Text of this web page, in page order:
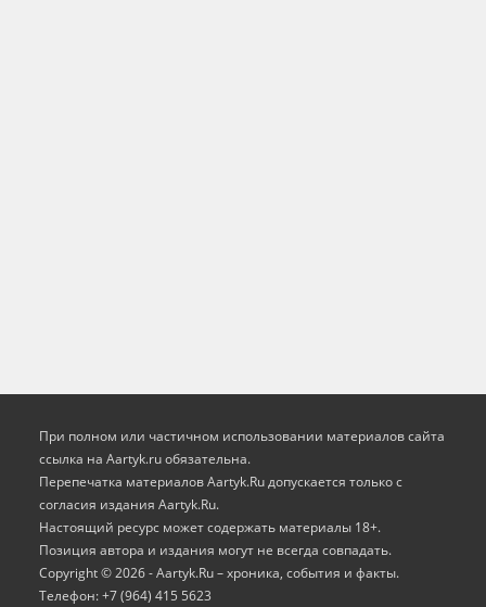
При полном или частичном использовании материалов сайта
ссылка на Aartyk.ru oбязательна.
Перепечатка материалов Aartyk.Ru допускается только с
согласия издания Aartyk.Ru.
Настоящий ресурс может содержать материалы 18+.
Позиция автора и издания могут не всегда совпадать.
Copyright © 2026 - Aartyk.Ru – хроника, события и факты.
Телефон: +7 (964) 415 5623